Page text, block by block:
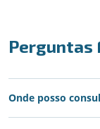
Perguntas
Onde posso